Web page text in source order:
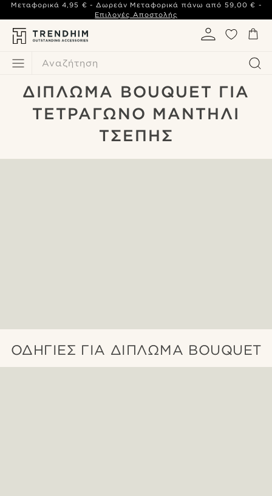
Αναζήτηση
Μεταφορικά 4,95 € - Δωρεάν Μεταφορικά πάνω από 59,00 € -
Επιλογές Αποστολής
ΔΊΠΛΩΜΑ BOUQUET ΓΙΑ
ΤΕΤΡΆΓΩΝΟ ΜΑΝΤΉΛΙ
ΤΣΈΠΗΣ
ΟΔΗΓΊΕΣ ΓΙΑ ΔΊΠΛΩΜΑ BOUQUET